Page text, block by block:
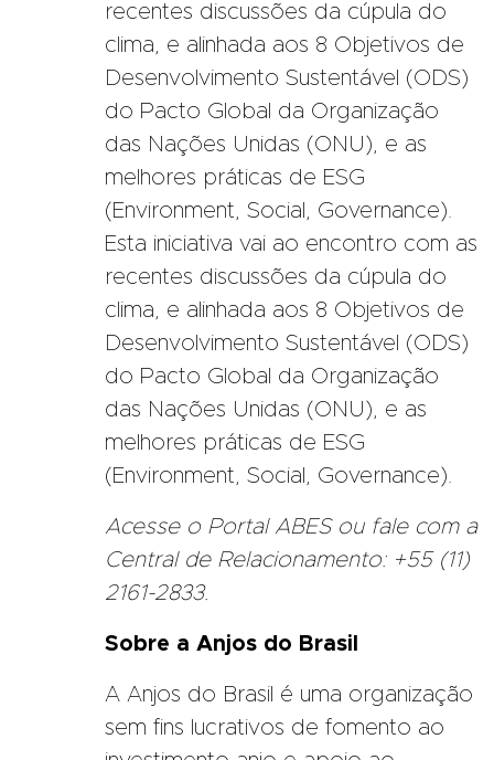
recentes discussões da cúpula do
clima, e alinhada aos 8 Objetivos de
Desenvolvimento Sustentável (ODS)
do Pacto Global da Organização
das Nações Unidas (ONU), e as
melhores práticas de ESG
(Environment, Social, Governance).
Esta iniciativa vai ao encontro com as
recentes discussões da cúpula do
clima, e alinhada aos 8 Objetivos de
Desenvolvimento Sustentável (ODS)
do Pacto Global da Organização
das Nações Unidas (ONU), e as
melhores práticas de ESG
(Environment, Social, Governance).
Acesse o Portal ABES ou fale com a
Central de Relacionamento: +55 (11)
2161-2833.
Sobre a Anjos do Brasil
A Anjos do Brasil é uma organização
sem fins lucrativos de fomento ao